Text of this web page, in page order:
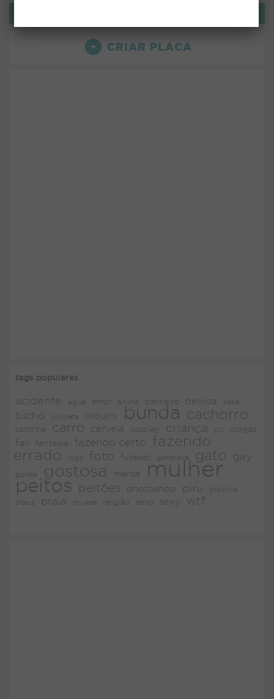
CRIAR PLACA
tags populares
acidente agua amor anime banheiro bebida bebê
bicho bicicleta biquini bunda cachorro
calcinha carro cerveja cosplay criança cu dorgas
fail fantasia fazendo certo
fazendo
errado
fogo foto futebol gambiarra gato gay
gorda gostosa merda mulher
peitos peitões photoshop piru piscina
placa praia privada religião sexo sexy wtf